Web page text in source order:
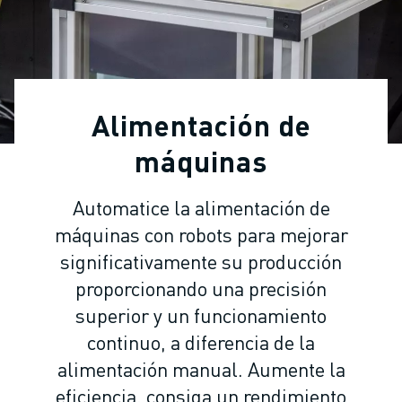
ROBOTS INDUSTRIALES
CONTROLADORES DE ROBOTS
ACCESORIOS PARA ROBOTS
SOFTWARE PARA ROBOTS
AUTOMATIZACIÓN ROBÓTICA
ROBOTS DE SOLDADURA POR ARCO
ROBOTS ARTICULADOS
SERIE ARC MATE
ROBOTS DELTA
ROBOTS PARA ALIMENTOS Y SALAS BLANCAS
ROBOTS DE PINTURA
Alimentación de
máquinas
Automatice la alimentación de
máquinas con robots para mejorar
significativamente su producción
proporcionando una precisión
superior y un funcionamiento
continuo, a diferencia de la
alimentación manual. Aumente la
eficiencia, consiga un rendimiento